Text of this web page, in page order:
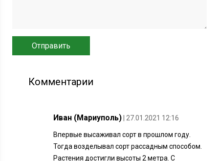
Комментарии
Иван (Мариуполь) | 27.01.2021 12:16
Впервые высаживал сорт в прошлом году.
Тогда возделывал сорт рассадным способом.
Растения достигли высоты 2 метра. С